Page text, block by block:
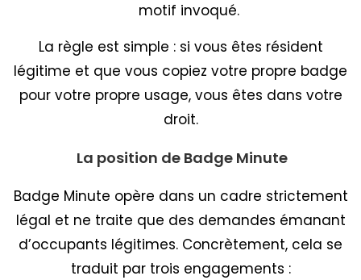
motif invoqué.
La règle est simple : si vous êtes résident
légitime et que vous copiez votre propre badge
pour votre propre usage, vous êtes dans votre
droit.
La position de Badge Minute
Badge Minute opère dans un cadre strictement
légal et ne traite que des demandes émanant
d’occupants légitimes. Concrètement, cela se
traduit par trois engagements :